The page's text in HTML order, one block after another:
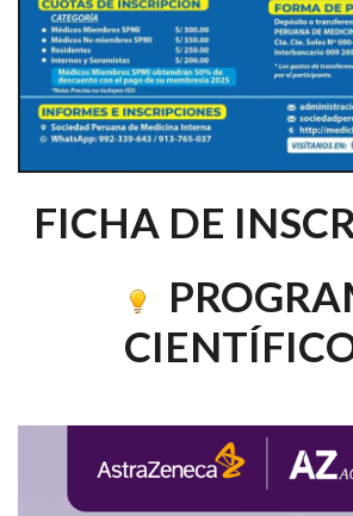
FICHA DE